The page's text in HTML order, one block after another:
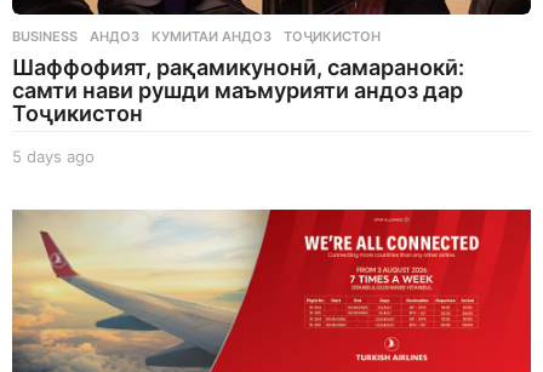
BUSINESS АНДОЗ ,КУМИТАИ АНДОЗ ,ТОҶИКИСТОН
Шаффофият, рақамикунонӣ, самаранокӣ:
самти нави рушди маъмурияти андоз дар
Тоҷикистон
5 days ago
g
o